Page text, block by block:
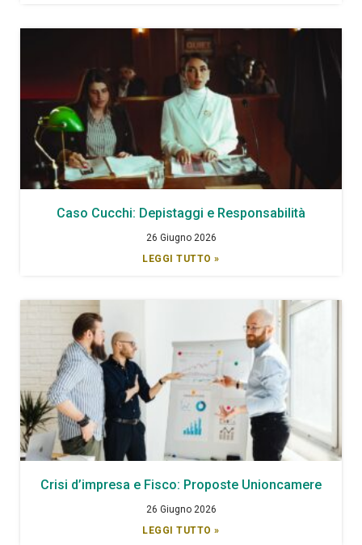
Caso Cucchi: Depistaggi e Responsabilità
26 Giugno 2026
LEGGI TUTTO »
Crisi d’impresa e Fisco: Proposte Unioncamere
26 Giugno 2026
LEGGI TUTTO »